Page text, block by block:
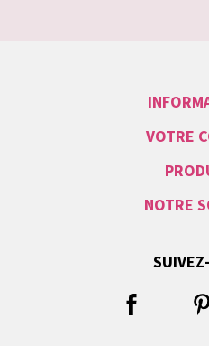
VOTRE
NOTRE